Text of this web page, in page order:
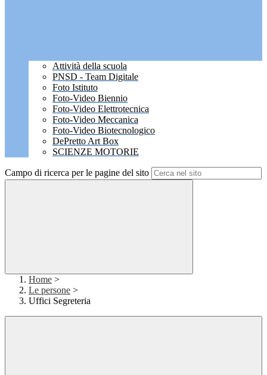
Attività della scuola
PNSD - Team Digitale
Foto Istituto
Foto-Video Biennio
Foto-Video Elettrotecnica
Foto-Video Meccanica
Foto-Video Biotecnologico
DePretto Art Box
SCIENZE MOTORIE
Campo di ricerca per le pagine del sito
Home >
Le persone >
Uffici Segreteria